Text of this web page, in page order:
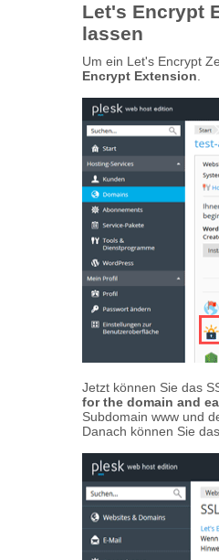
Let's Encrypt
lassen
Um ein Let's Encrypt
Encrypt Extension
Jetzt können Sie das
for the domain and
Subdomain www und
Danach können Sie